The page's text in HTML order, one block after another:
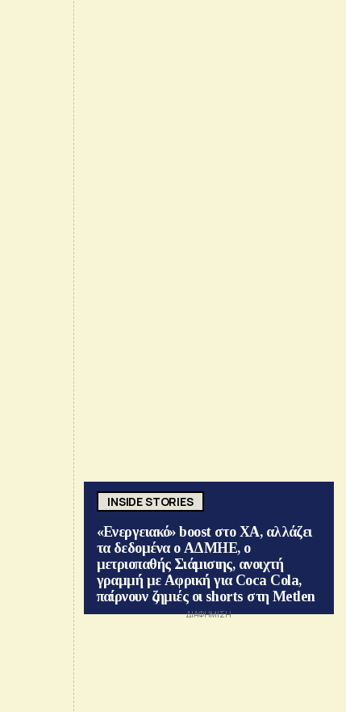
INSIDE STORIES
«Ενεργειακό» boost στο ΧΑ, αλλάζει
τα δεδομένα ο ΑΔΜΗΕ, ο
μετριοπαθής Σιάμισιης, ανοιχτή
γραμμή με Αφρική για Coca Cola,
παίρνουν ζημιές οι shorts στη Metlen